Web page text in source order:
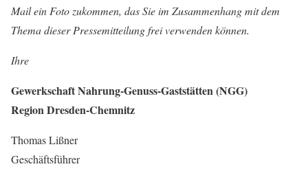
Mail ein Foto zukommen, das Sie im Zusammenhang mit dem
Thema dieser Pressemitteilung frei verwenden können.
Ihre
Gewerkschaft Nahrung-Genuss-Gaststätten (NGG)
Region Dresden-Chemnitz
Thomas Lißner
Geschäftsführer